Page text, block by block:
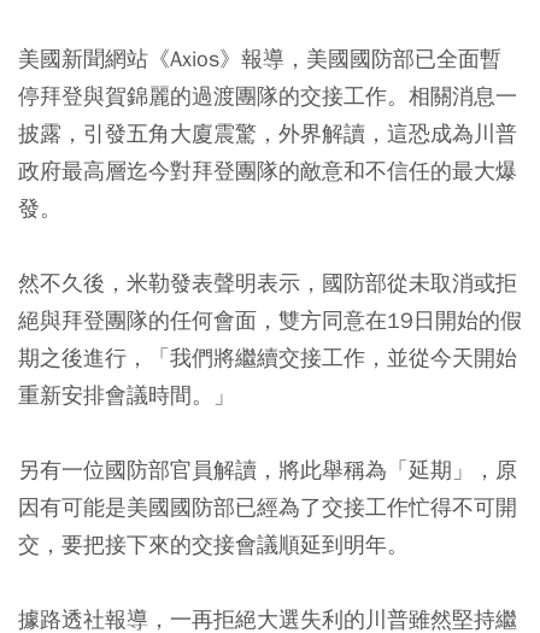
美國新聞網站《Axios》報導，美國國防部已全面暫
停拜登與賀錦麗的過渡團隊的交接工作。相關消息一
披露，引發五角大廈震驚，外界解讀，這恐成為川普
政府最高層迄今對拜登團隊的敵意和不信任的最大爆
發。
然不久後，米勒發表聲明表示，國防部從未取消或拒
絕與拜登團隊的任何會面，雙方同意在19日開始的假
期之後進行，「我們將繼續交接工作，並從今天開始
重新安排會議時間。」
另有一位國防部官員解讀，將此舉稱為「延期」，原
因有可能是美國國防部已經為了交接工作忙得不可開
交，要把接下來的交接會議順延到明年。
據路透社報導，一再拒絕大選失利的川普雖然堅持繼